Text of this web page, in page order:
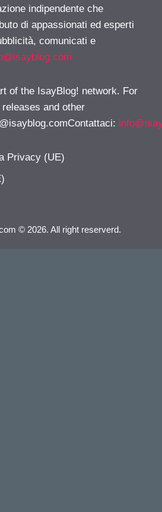
indipendente che
di appassionati ed esperti
comunicati e
of the IsayBlog! network. For
and other
:
Privacy (UE)
© 2026. All right reserverd.